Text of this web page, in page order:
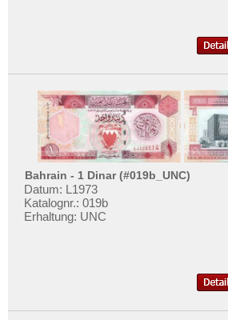
Bahrain - 1 Dinar (#019b_UNC)
Datum: L1973
Katalognr.: 019b
Erhaltung: UNC